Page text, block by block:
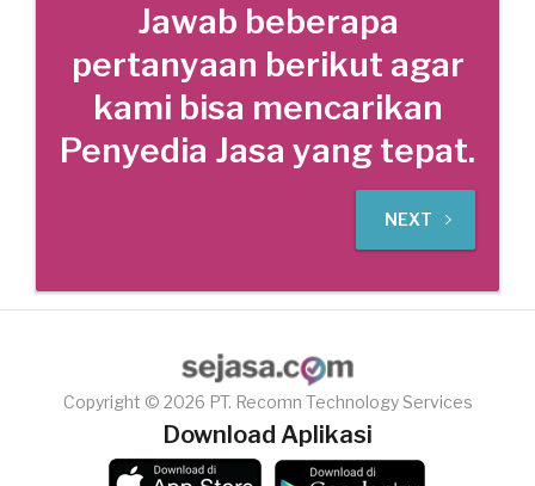
Jawab beberapa
pertanyaan berikut agar
kami bisa mencarikan
Penyedia Jasa yang tepat.
NEXT
Copyright © 2026 PT. Recomn Technology Services
Download Aplikasi